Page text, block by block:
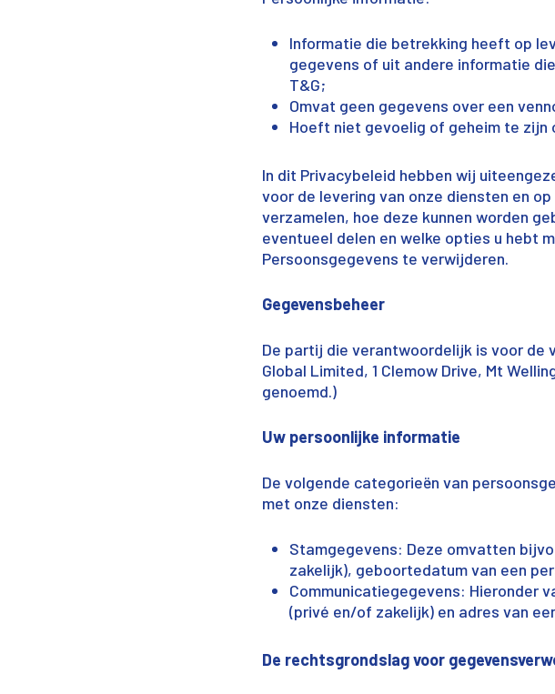
Informatie die betrekking heeft op
gegevens of uit andere informatie
T&G;
Omvat geen gegevens over een
Hoeft niet gevoelig of geheim te zijn
In dit Privacybeleid hebben wij
voor de levering van onze diensten en
verzamelen, hoe deze kunnen worden
eventueel delen en welke opties u hebt
Persoonsgegevens te verwijderen.
Gegevensbeheer
De partij die verantwoordelijk is voor de
Global Limited, 1 Clemow Drive, Mt
genoemd.)
Uw persoonlijke informatie
De volgende categorieën van
met onze diensten:
Stamgegevens: Deze omvatten
zakelijk), geboortedatum van een
Communicatiegegevens: Hieronder
(privé en/of zakelijk) en adres van
De rechtsgrondslag voor